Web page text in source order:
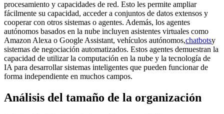
procesamiento y capacidades de red. Esto les permite ampliar
fácilmente su capacidad, acceder a conjuntos de datos extensos y
cooperar con otros sistemas o agentes. Además, los agentes
autónomos basados ​​en la nube incluyen asistentes virtuales como
Amazon Alexa o Google Assistant, vehículos autónomos,chatbotsy
sistemas de negociación automatizados. Estos agentes demuestran la
capacidad de utilizar la computación en la nube y la tecnología de
IA para desarrollar sistemas inteligentes que pueden funcionar de
forma independiente en muchos campos.
Análisis del tamaño de la organización